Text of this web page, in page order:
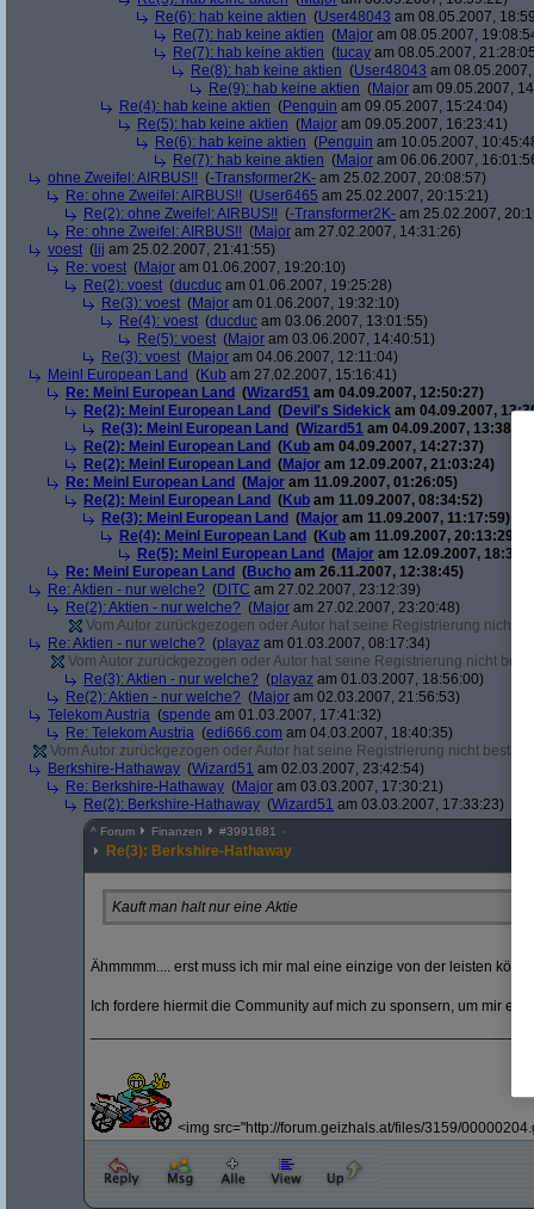
Re(6): hab keine aktien (User48043 am 08.05.2007,
Re(7): hab keine aktien (Major am 08.05.2007,
Re(7): hab keine aktien (tucay am 08.05.2007,
Re(8): hab keine aktien (User48043 am
Re(9): hab keine aktien (Major am 09.05.2007,
Re(4): hab keine aktien (Penguin am 09.05.2007, 15:24:04)
Re(5): hab keine aktien (Major am 09.05.2007, 16:23:41)
Re(6): hab keine aktien (Penguin am 10.05.2007,
Re(7): hab keine aktien (Major am 06.06.2007,
ohne Zweifel: AIRBUS!! (-Transformer2K- am 25.02.2007, 20:08:57)
Re: ohne Zweifel: AIRBUS!! (User6465 am 25.02.2007, 20:15:21)
Re(2): ohne Zweifel: AIRBUS!! (-Transformer2K- am 25.02.2007,
Re: ohne Zweifel: AIRBUS!! (Major am 27.02.2007, 14:31:26)
voest ( lij am 25.02.2007, 21:41:55)
Re: voest (Major am 01.06.2007, 19:20:10)
Re(2): voest (ducduc am 01.06.2007, 19:25:28)
Re(3): voest (Major am 01.06.2007, 19:32:10)
Re(4): voest (ducduc am 03.06.2007, 13:01:55)
Re(5): voest (Major am 03.06.2007, 14:40:51)
Re(3): voest (Major am 04.06.2007, 12:11:04)
Meinl European Land (Kub am 27.02.2007, 15:16:41)
Re: Meinl European Land (Wizard51 am 04.09.2007, 12:50:27)
Re(2): Meinl European Land (Devil's Sidekick am 04.09.2007,
Re(3): Meinl European Land (Wizard51 am 04.09.2007,
Re(2): Meinl European Land (Kub am 04.09.2007, 14:27:37)
Re(2): Meinl European Land (Major am 12.09.2007, 21:03:24)
Re: Meinl European Land (Major am 11.09.2007, 01:26:05)
Re(2): Meinl European Land (Kub am 11.09.2007, 08:34:52)
Re(3): Meinl European Land (Major am 11.09.2007, 11:17:59)
Re(4): Meinl European Land (Kub am 11.09.2007, 20:13:29)
Re(5): Meinl European Land (Major am 12.09.2007,
Re: Meinl European Land (Bucho am 26.11.2007, 12:38:45)
Re: Aktien - nur welche? (DITC am 27.02.2007, 23:12:39)
Re(2): Aktien - nur welche? (Major am 27.02.2007, 23:20:48)
Vom Autor zurückgezogen oder Autor hat seine Registrierung nicht
Re: Aktien - nur welche? (playaz am 01.03.2007, 08:17:34)
Vom Autor zurückgezogen oder Autor hat seine Registrierung nicht
Re(3): Aktien - nur welche? (playaz am 01.03.2007, 18:56:00)
Re(2): Aktien - nur welche? (Major am 02.03.2007, 21:56:53)
Telekom Austria (spende am 01.03.2007, 17:41:32)
Re: Telekom Austria (edi666.com am 04.03.2007, 18:40:35)
Vom Autor zurückgezogen oder Autor hat seine Registrierung nicht
Berkshire-Hathaway (Wizard51 am 02.03.2007, 23:42:54)
Re: Berkshire-Hathaway (Major am 03.03.2007, 17:30:21)
Re(2): Berkshire-Hathaway (Wizard51 am 03.03.2007, 17:33:23)
^ Forum Finanzen #3991681
Re(3): Berkshire-Hathaway
Kauft man halt nur eine Aktie
Ähmmmm.... erst muss ich mir mal eine einzige von der leisten
Ich fordere hiermit die Community auf mich zu sponsern, um mir
<img src="http://forum.geizhals.at/files/3159/